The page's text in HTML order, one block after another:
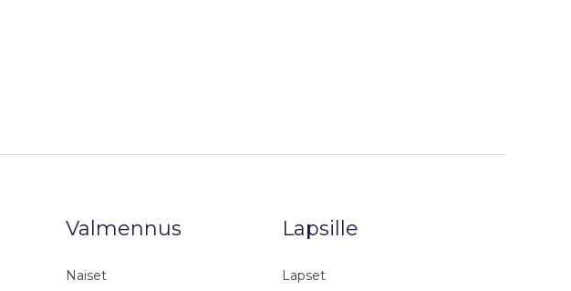
Valmennus
Naiset
Lapsille
Lapset